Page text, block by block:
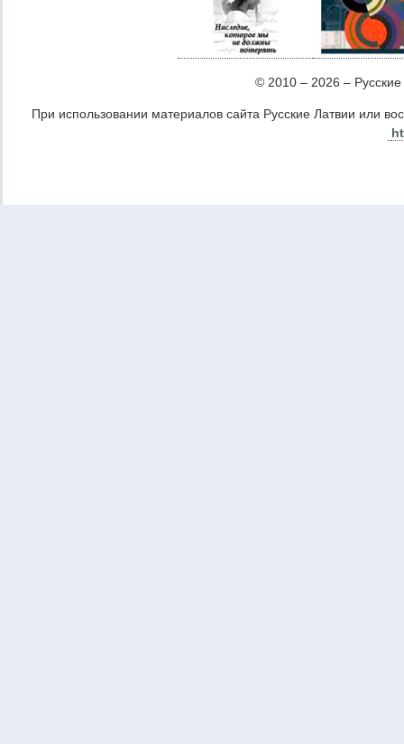
© 2010 – 2026 –
При использовании материалов сайта Русские Латвии или